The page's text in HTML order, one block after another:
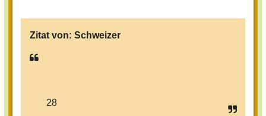
Zitat von: Schweizer
28